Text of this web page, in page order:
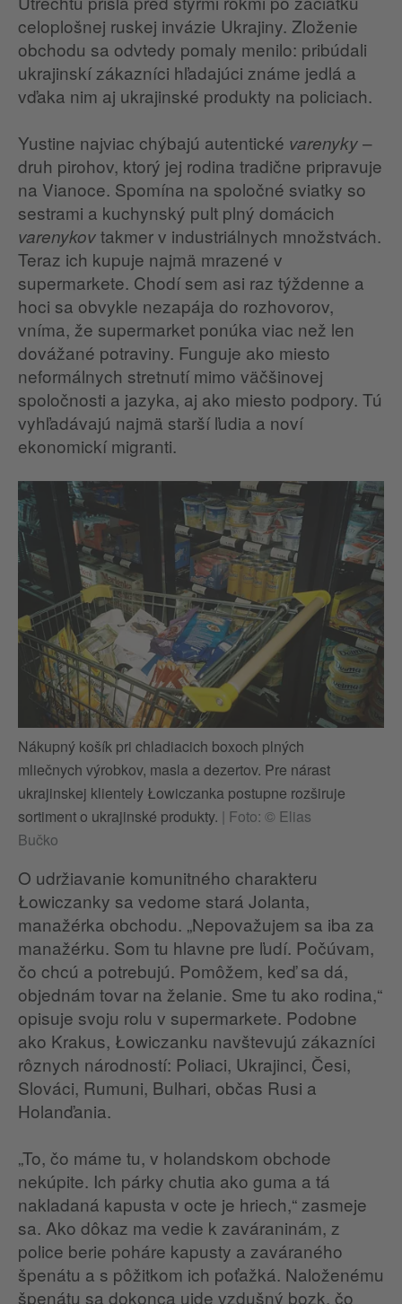
celoplošnej ruskej invázie Ukrajiny. Zloženie
obchodu sa odvtedy pomaly menilo: pribúdali
ukrajinskí zákazníci hľadajúci známe jedlá a
vďaka nim aj ukrajinské produkty na policiach.
Yustine najviac chýbajú autentické varenyky–
druh pirohov, ktorý jej rodina tradične pripravuje
na Vianoce. Spomína na spoločné sviatky so
sestrami a kuchynský pult plný domácich
varenykovtakmer v industriálnych množstvách.
Teraz ich kupuje najmä mrazené v
supermarkete. Chodí sem asi raz týždenne a
hoci sa obvykle nezapája do rozhovorov,
vníma, že supermarket ponúka viac než len
dovážané potraviny. Funguje ako miesto
neformálnych stretnutí mimo väčšinovej
spoločnosti a jazyka, aj ako miesto podpory. Tú
vyhľadávajú najmä starší ľudia a noví
ekonomickí migranti.
Nákupný košík pri chladiacich boxoch plných
mliečnych výrobkov, masla a dezertov. Pre nárast
ukrajinskej klientely Łowiczanka postupne rozširuje
sortiment o ukrajinské produkty. | Foto: © Elias
Bučko
O udržiavanie komunitného charakteru
Łowiczanky sa vedome stará Jolanta,
manažérka obchodu. „Nepovažujem sa iba za
manažérku. Som tu hlavne pre ľudí. Počúvam,
čo chcú a potrebujú. Pomôžem, keď sa dá,
objednám tovar na želanie. Sme tu ako rodina,“
opisuje svoju rolu v supermarkete. Podobne
ako Krakus, Łowiczanku navštevujú zákazníci
rôznych národností: Poliaci, Ukrajinci, Česi,
Slováci, Rumuni, Bulhari, občas Rusi a
Holanďania.
„To, čo máme tu, v holandskom obchode
nekúpite. Ich párky chutia ako guma a tá
nakladaná kapusta v octe je hriech,“ zasmeje
sa. Ako dôkaz ma vedie k zaváraninám, z
police berie poháre kapusty a zaváraného
špenátu a s pôžitkom ich poťažká. Naloženému
špenátu sa dokonca ujde vzdušný bozk, čo